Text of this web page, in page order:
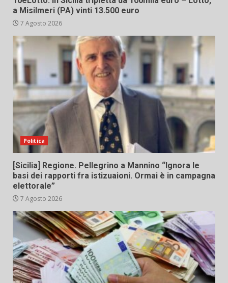
a Misilmeri (PA) vinti 13.500 euro
7 Agosto 2026
Politica
[Sicilia] Regione. Pellegrino a Mannino “Ignora le
basi dei rapporti fra istizuaioni. Ormai è in campagna
elettorale”
7 Agosto 2026